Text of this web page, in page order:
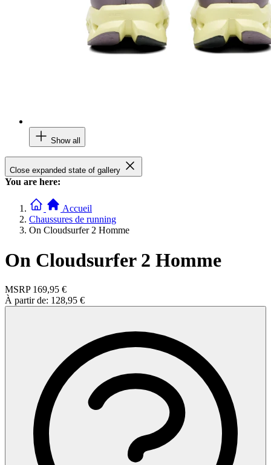
Show all
Close expanded state of gallery
You are here:
Accueil
Chaussures de running
On Cloudsurfer 2 Homme
On Cloudsurfer 2 Homme
MSRP 169,95 €
À partir de: 128,95 €